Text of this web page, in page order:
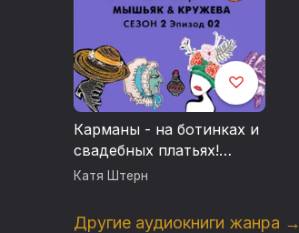
Карманы - на ботинках и
свадебных платьях!
Практичный гардероб
Катя Штерн
Другие аудиокниги жанра →